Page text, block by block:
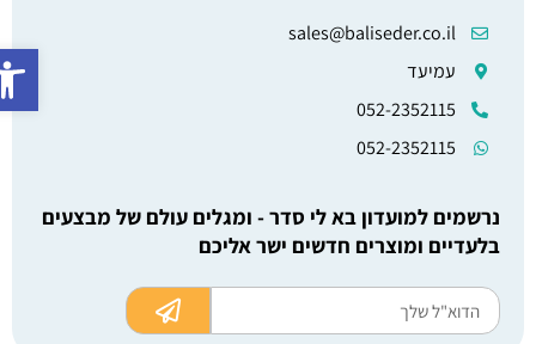
פתח
sales@baliseder.co.il
עמיעד
052-2352115
052-2352115
נרשמים למועדון בא לי סדר - ומגלים עולם של מבצעים
בלעדיים ומוצרים חדשים ישר אליכם